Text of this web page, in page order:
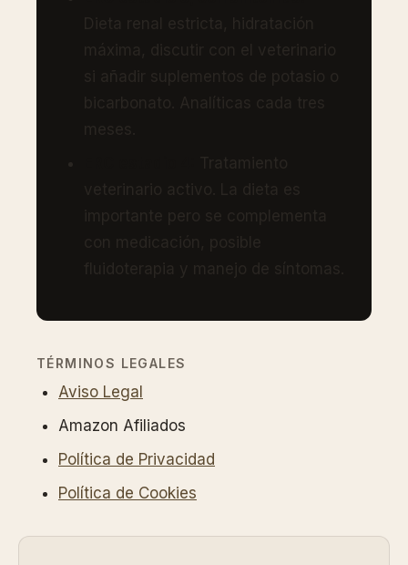
TÉRMINOS LEGALES
Aviso Legal
Amazon Afiliados
Política de Privacidad
Política de Cookies